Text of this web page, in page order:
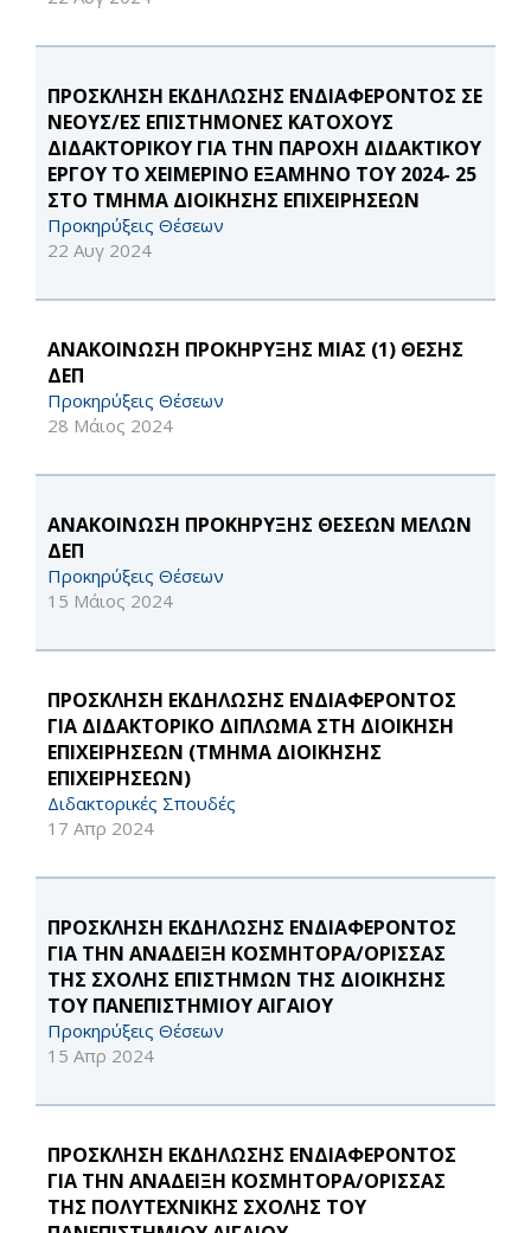
ΠΡΟΣΚΛΗΣΗ ΕΚΔΗΛΩΣΗΣ ΕΝΔΙΑΦΕΡΟΝΤΟΣ ΣΕ
ΝΕΟΥΣ/ΕΣ ΕΠΙΣΤΗΜΟΝΕΣ ΚΑΤΟΧΟΥΣ
ΔΙΔΑΚΤΟΡΙΚΟΥ ΓΙΑ ΤΗΝ ΠΑΡΟΧΗ ΔΙΔΑΚΤΙΚΟΥ
ΕΡΓΟΥ ΤΟ ΧΕΙΜΕΡΙΝΟ ΕΞΑΜΗΝΟ ΤΟΥ 2024- 25
ΣΤΟ ΤΜΗΜΑ ΔΙΟΙΚΗΣΗΣ ΕΠΙΧΕΙΡΗΣΕΩΝ
Προκηρύξεις Θέσεων
22 Αυγ 2024
ΑΝΑΚΟΙΝΩΣΗ ΠΡΟΚΗΡΥΞΗΣ ΜΙΑΣ (1) ΘΕΣΗΣ
ΔΕΠ
Προκηρύξεις Θέσεων
28 Μάιος 2024
ΑΝΑΚΟΙΝΩΣΗ ΠΡΟΚΗΡΥΞΗΣ ΘΕΣΕΩΝ ΜΕΛΩΝ
ΔΕΠ
Προκηρύξεις Θέσεων
15 Μάιος 2024
ΠΡΟΣΚΛΗΣΗ ΕΚΔΗΛΩΣΗΣ ΕΝΔΙΑΦΕΡΟΝΤΟΣ
ΓΙΑ ΔΙΔΑΚΤΟΡΙΚΟ ΔΙΠΛΩΜΑ ΣΤΗ ΔΙΟΙΚΗΣΗ
ΕΠΙΧΕΙΡΗΣΕΩΝ (ΤΜΗΜΑ ΔΙΟΙΚΗΣΗΣ
ΕΠΙΧΕΙΡΗΣΕΩΝ)
Διδακτορικές Σπουδές
17 Απρ 2024
ΠΡΟΣΚΛΗΣΗ ΕΚΔΗΛΩΣΗΣ ΕΝΔΙΑΦΕΡΟΝΤΟΣ
ΓΙΑ ΤΗΝ ΑΝΑΔΕΙΞΗ ΚΟΣΜΗΤΟΡΑ/ΟΡΙΣΣΑΣ
ΤΗΣ ΣΧΟΛΗΣ ΕΠΙΣΤΗΜΩΝ ΤΗΣ ΔΙΟΙΚΗΣΗΣ
ΤΟΥ ΠΑΝΕΠΙΣΤΗΜΙΟΥ ΑΙΓΑΙΟΥ
Προκηρύξεις Θέσεων
15 Απρ 2024
ΠΡΟΣΚΛΗΣΗ ΕΚΔΗΛΩΣΗΣ ΕΝΔΙΑΦΕΡΟΝΤΟΣ
ΓΙΑ ΤΗΝ ΑΝΑΔΕΙΞΗ ΚΟΣΜΗΤΟΡΑ/ΟΡΙΣΣΑΣ
ΤΗΣ ΠΟΛΥΤΕΧΝΙΚΗΣ ΣΧΟΛΗΣ ΤΟΥ